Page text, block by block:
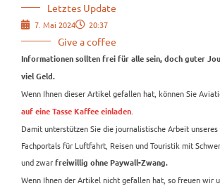
Letztes Update
7. Mai 2024 20:37
Give a coffee
Informationen sollten frei für alle sein, doch guter
viel Geld.
Wenn Ihnen dieser Artikel gefallen hat, können Sie
auf eine Tasse Kaffee einladen
Damit unterstützen Sie die journalistische Arbeit unseres
Fachportals für Luftfahrt, Reisen und Touristik mit
und zwar freiwillig ohne Paywall-Zwang.
Wenn Ihnen der Artikel nicht gefallen hat, so freuen wir